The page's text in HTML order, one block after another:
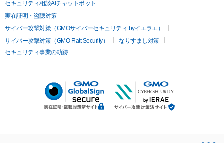
セキュリティ相談AIチャットボット
実在証明・盗聴対策
サイバー攻撃対策（GMOサイバーセキュリティ byイエラエ）
サイバー攻撃対策（GMO Flatt Security）
なりすまし対策
セキュリティ事業の軌跡